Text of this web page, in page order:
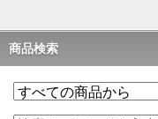
商品検索